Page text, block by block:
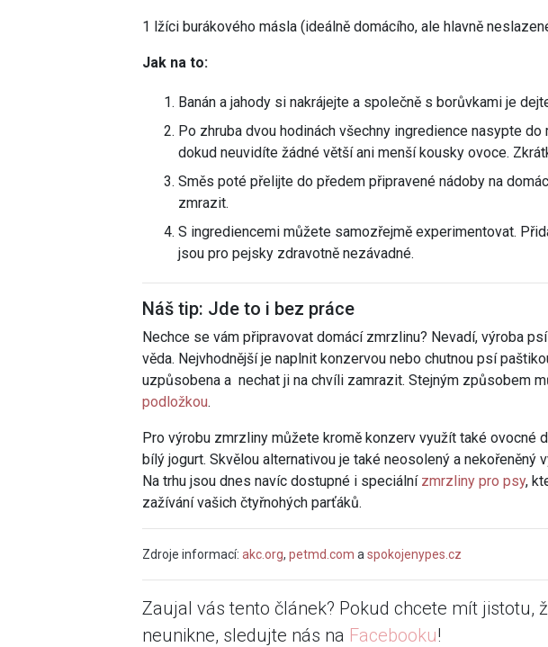
1 lžíci burákového másla (ideálně domácího, ale hlavně
Jak na to:
Banán a jahody si nakrájejte a společně s borůvkami je
Po zhruba dvou hodinách všechny ingredience nasypte do
dokud neuvidíte žádné větší ani menší kousky ovoce.
Směs poté přelijte do předem připravené nádoby na
zmrazit.
S ingrediencemi můžete samozřejmě experimentovat.
jsou pro pejsky zdravotně nezávadné.
Náš tip: Jde to i bez práce
Nechce se vám připravovat domácí zmrzlinu? Nevadí, výroba
věda. Nejvhodnější je naplnit konzervou nebo chutnou psí
uzpůsobena a nechat ji na chvíli zamrazit. Stejným způsobem
podložkou.
Pro výrobu zmrzliny můžete kromě konzerv využít také ovocné
bílý jogurt. Skvělou alternativou je také neosolený a nekořeněný
Na trhu jsou dnes navíc dostupné i speciální zmrzliny pro psy,
zažívání vašich čtyřnohých parťáků.
Zdroje informací: akc.org, petmd.com a spokojenypes.cz
Zaujal vás tento článek? Pokud chcete mít jistotu,
neunikne, sledujte nás na Facebooku!